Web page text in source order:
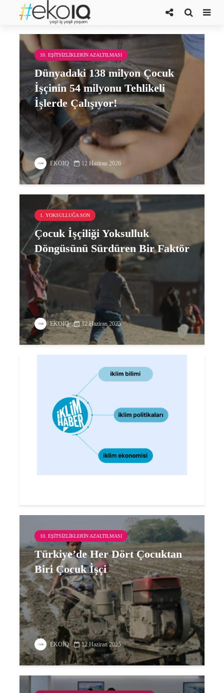
çocuk işçiliği
10. EŞITSIZLIKLERIN AZALTILMASI
Dünyadaki 138 milyon Çocuk
İşçinin 54 milyonu Tehlikeli
İşlerde Çalışıyor!
EKOIQ 12 Haziran 2026
1. YOKSULLUĞA SON
Çocuk İşçiliği Yoksulluk
Döngüsünü Sürdüren Bir Faktör
EKOIQ 12 Haziran 2025
10. EŞITSIZLIKLERIN AZALTILMASI
Türkiye’de Her Dört Çocuktan
Biri Çocuk İşçi
EKOIQ 12 Haziran 2025